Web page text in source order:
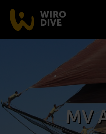
MV